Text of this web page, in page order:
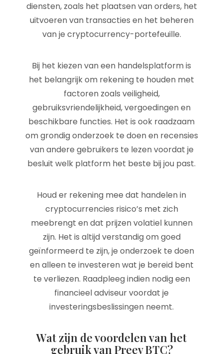
diensten, zoals het plaatsen van orders, het
uitvoeren van transacties en het beheren
van je cryptocurrency-portefeuille.
Bij het kiezen van een handelsplatform is
het belangrijk om rekening te houden met
factoren zoals veiligheid,
gebruiksvriendelijkheid, vergoedingen en
beschikbare functies. Het is ook raadzaam
om grondig onderzoek te doen en recensies
van andere gebruikers te lezen voordat je
besluit welk platform het beste bij jou past.
Houd er rekening mee dat handelen in
cryptocurrencies risico’s met zich
meebrengt en dat prijzen volatiel kunnen
zijn. Het is altijd verstandig om goed
geïnformeerd te zijn, je onderzoek te doen
en alleen te investeren wat je bereid bent
te verliezen. Raadpleeg indien nodig een
financieel adviseur voordat je
investeringsbeslissingen neemt.
Wat zijn de voordelen van het
gebruik van Preev BTC?